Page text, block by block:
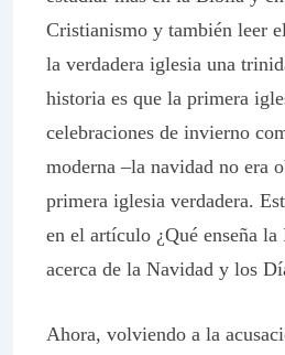
Cristianismo y también leer
la verdadera iglesia una
historia es que la primera
celebraciones de invierno
moderna –la navidad no era
primera iglesia verdadera.
en el artículo ¿Qué enseña
acerca de la Navidad y los
Ahora, volviendo a la